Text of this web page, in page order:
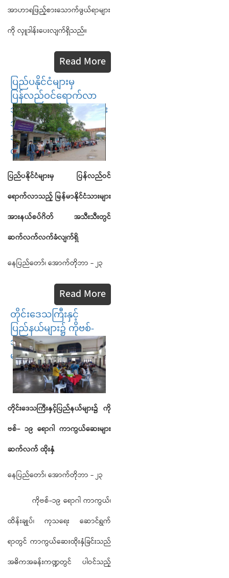
အာဟာရဖြည့်စားသောက်ဖွယ်ရာများ
ကို လှူဒါန်းပေးလျက်ရှိသည်။
Read More
ပြည်ပနိုင်ငံများမှ
ပြန်လည်ဝင်ရောက်လာ
သည့် မြန်မာနိုင်ငံသားများ
အားနယ်စပ်ဂိတ်
အသီးသီးတွင် ဆက်လက်
လက်ခံလျက်ရှိ
ပြည်ပနိုင်ငံများမှ
ပြန်လည်ဝင်
ရောက်လာသည့် မြန်မာနိုင်ငံသားများ
အားနယ်စပ်ဂိတ်
အသီးသီးတွင်
ဆက်လက်လက်ခံလျက်ရှိ
နေပြည်တော်၊ အောက်တိုဘာ - ၂၃
Read More
တိုင်းဒေသကြီးနှင့်
ပြည်နယ်များ၌ ကိုဗစ်-
၁၉ ရောဂါ ကာကွယ်ဆေး
များ ဆက်လက် ထိုးနှံ
တိုင်းဒေသကြီးနှင့်ပြည်နယ်များ၌ ကို
ဗစ်- ၁၉ ရောဂါ ကာကွယ်ဆေးများ
ဆက်လက်ထိုးနှံ
နေပြည်တော်၊ အောက်တိုဘာ - ၂၃
ကိုဗစ်-၁၉ ရောဂါ ကာကွယ်၊
ထိန်းချုပ်၊ ကုသရေး ဆောင်ရွက်
ရာတွင် ကာကွယ်ဆေးထိုးနှံခြင်းသည်
အဓိကအခန်းကဏ္ဍတွင် ပါဝင်သည့်